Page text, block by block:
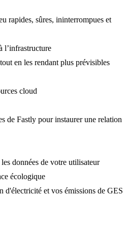
rapides, sûres, ininterrompues et
l’infrastructure
en les rendant plus prévisibles
cloud
de Fastly pour instaurer une relation
données de votre utilisateur
écologique
d'électricité et vos émissions de GES